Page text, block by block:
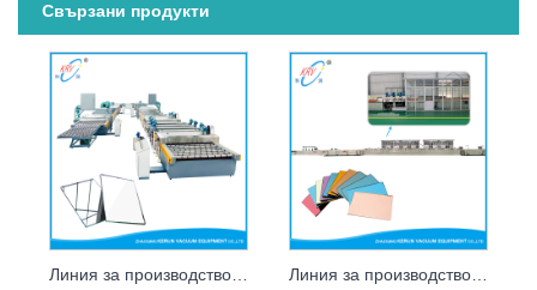
Свързани продукти
Линия за производство на сребърни огледала